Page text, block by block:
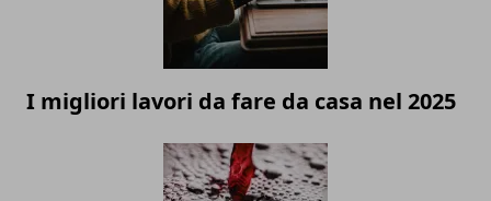
I migliori lavori da fare da casa nel 2025